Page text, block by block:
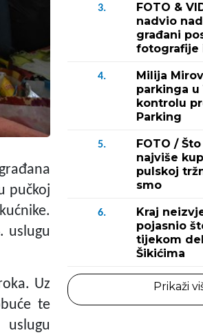
pučkoj
uslugu
Uz
te
3.
FOTO &
nadvio
građani
fotografije
4.
Milija
parkinga u
kontrolu
Parking
5.
FOTO /
najviše
pulskoj
smo
6.
Kraj
pojasnio
tijekom
Šikićima
Prikaži